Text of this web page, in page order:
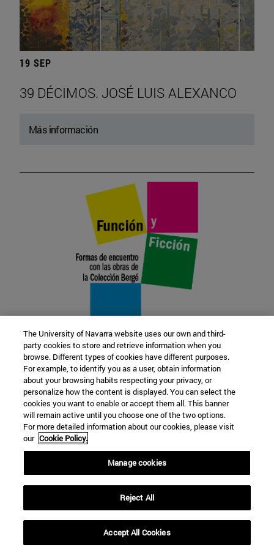
19 SEP
39 DÉCIMOS. JOSÉ LUIS ALEXANCO
Más información
22 SEP
FUNCIÓN Y FICCIÓN. Varios artistas
Más información
The University of Navarra website uses our own and third-
party cookies to store and retrieve information when you
browse. Different types of cookies have different purposes.
For example, to identify you as a user, obtain information
about your browsing habits respecting your privacy, or
personalize how the content is displayed. You can select the
cookies you want to enable or accept them all. This banner
will remain active until you choose one of the two options.
For more detailed information about our cookies, please visit
our Cookie Policy.
Manage cookies
Reject All
Accept All Cookies